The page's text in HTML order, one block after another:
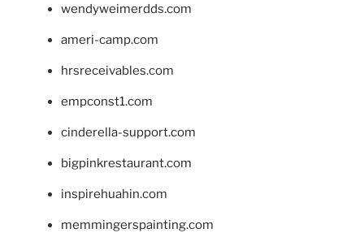
wendyweimerdds.com
ameri-camp.com
hrsreceivables.com
empconst1.com
cinderella-support.com
bigpinkrestaurant.com
inspirehuahin.com
memmingerspainting.com